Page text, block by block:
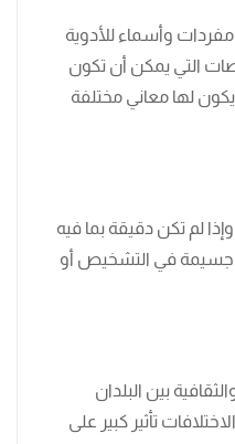
وأسماء للأدوية
التي يمكن أن تكون
يكون لها معاني مختلفة
لم تكن دقيقة بما فيه
جسيمة في التشخيص أو
بين البلدان
تأثير كبير على